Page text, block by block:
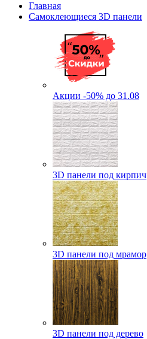
Главная
Самоклеющиеся 3D панели
Акции -50% до 31.08
3D панели под кирпич
3D панели под мрамор
3D панели под дерево